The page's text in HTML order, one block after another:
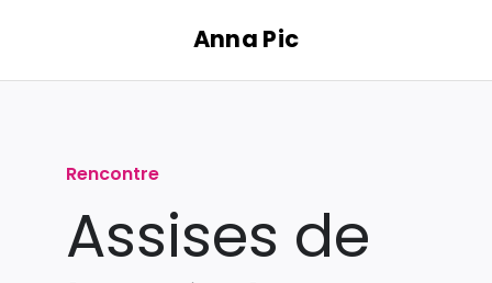
contenu
Anna Pic
Rencontre
Assises de